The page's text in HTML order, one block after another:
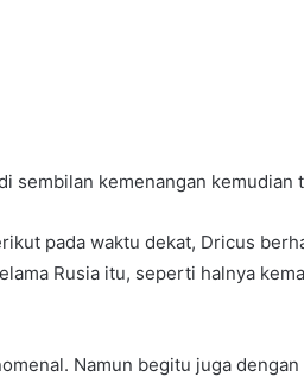
sembilan kemenangan kemudian
pada waktu dekat, Dricus
Rusia itu, seperti halnya
Namun begitu juga